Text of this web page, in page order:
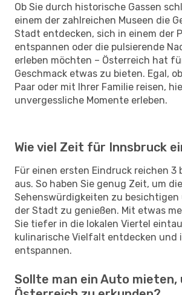
Ob Sie durch historische Gassen
einem der zahlreichen Museen die
Stadt entdecken, sich in einem der
entspannen oder die pulsierende
erleben möchten – Österreich hat
Geschmack etwas zu bieten. Egal,
Paar oder mit Ihrer Familie reisen,
unvergessliche Momente erleben.
Wie viel Zeit für Innsbruck
Für einen ersten Eindruck reichen 3
aus. So haben Sie genug Zeit, um
Sehenswürdigkeiten zu besichtigen
der Stadt zu genießen. Mit etwas
Sie tiefer in die lokalen Viertel
kulinarische Vielfalt entdecken und
entspannen.
Sollte man ein Auto mieten,